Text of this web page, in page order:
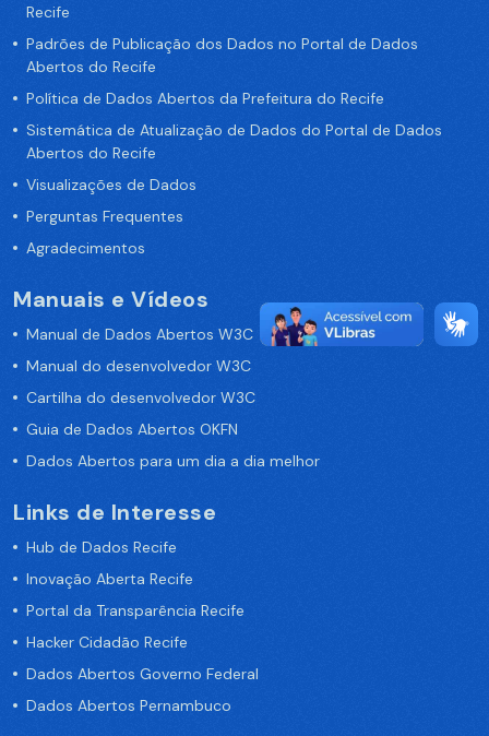
Recife
Padrões de Publicação dos Dados no Portal de Dados
Abertos do Recife
Política de Dados Abertos da Prefeitura do Recife
Sistemática de Atualização de Dados do Portal de Dados
Abertos do Recife
Visualizações de Dados
Perguntas Frequentes
Agradecimentos
Manuais e Vídeos
Manual de Dados Abertos W3C
Manual do desenvolvedor W3C
Cartilha do desenvolvedor W3C
Guia de Dados Abertos OKFN
Dados Abertos para um dia a dia melhor
Links de Interesse
Hub de Dados Recife
Inovação Aberta Recife
Portal da Transparência Recife
Hacker Cidadão Recife
Dados Abertos Governo Federal
Dados Abertos Pernambuco